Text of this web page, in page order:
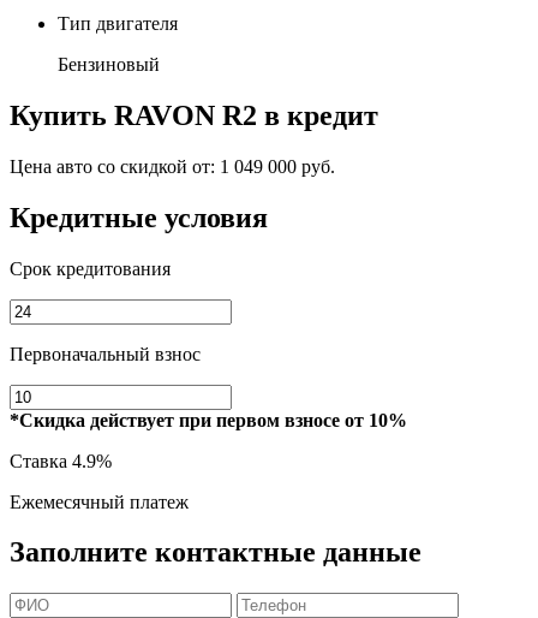
Тип двигателя
Бензиновый
Купить RAVON R2 в кредит
Цена авто со скидкой от: 1 049 000 руб.
Кредитные условия
Срок кредитования
Первоначальный взнос
*Скидка действует при первом взносе от 10%
Ставка 4.9%
Ежемесячный платеж
Заполните контактные данные